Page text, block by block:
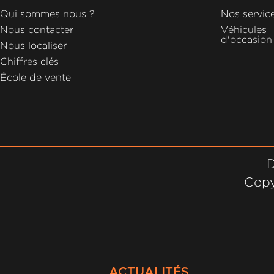
MICHEL
ACTUALITÉS
Qui sommes nous ?
Nous contacter
Nous localiser
Chiffres clés
École de vente
Nos
Véhicules
d'occasion